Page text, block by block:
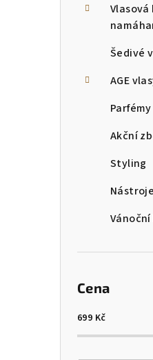
Šedivé
AGE
Parfémy
Akční
Styling
Cena
699 Kč